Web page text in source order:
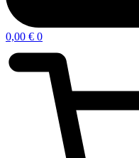
0,00 € 0